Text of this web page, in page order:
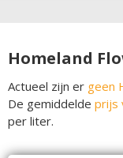
Homeland
Actueel zijn er geen
De gemiddelde prijs
per liter.